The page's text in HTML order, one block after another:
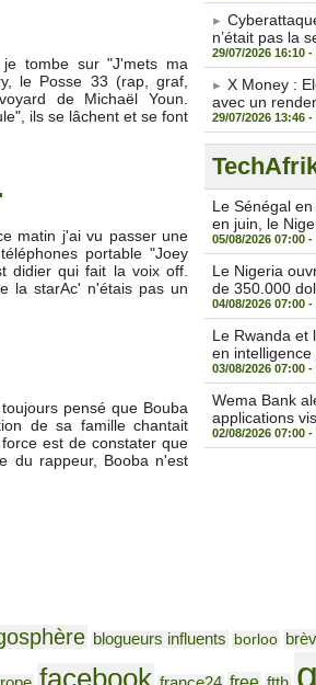
tombe sur "J'mets ma
le Posse 33 (rap, graf,
de Michaël Youn.
ils se lâchent et se font
matin j'ai vu passer une
portable "Joey
didier qui fait la voix off.
la starAc' n'étais pas un
pensé que Bouba
de sa famille chantait
est de constater que
du rappeur, Booba n'est
n’était pas la
29/07/2026 16:10 -
X Money :
avec un
29/07/2026 13:46 -
Le Sénégal
en juin, le
05/08/2026 07:00 -
Le Nigeria
de 350.000
04/08/2026 07:00 -
Le Rwanda et
en intelligence
03/08/2026 07:00 -
Wema Bank
applications
02/08/2026 07:00 -
blogueurs influents borloo
facebook